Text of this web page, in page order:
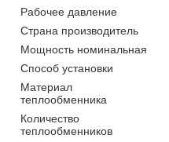
Рабочее давление
Страна производитель
Мощность номинальная
Способ установки
Материал
теплообменника
Количество
теплообменников